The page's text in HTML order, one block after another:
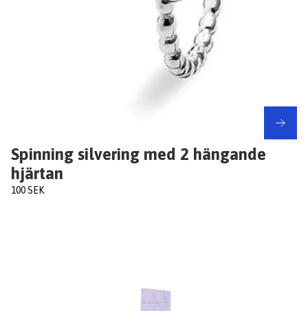
Spinning silvering med 2 hängande
hjärtan
100 SEK